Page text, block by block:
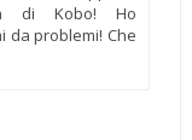
di Kobo! Ho
da problemi! Che